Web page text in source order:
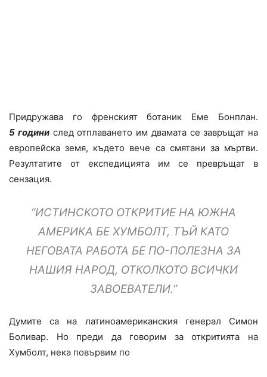
Придружава го френският ботаник Еме Бонплан.
5 годинислед отплаването им двамата се завръщат на
европейска земя, където вече са смятани за мъртви.
Резултатите от експедицията им се превръщат в
сензация.
“ИСТИНСКОТО ОТКРИТИЕ НА ЮЖНА
АМЕРИКА БЕ ХУМБОЛТ, ТЪЙ КАТО
НЕГОВАТА РАБОТА БЕ ПО-ПОЛЕЗНА ЗА
НАШИЯ НАРОД, ОТКОЛКОТО ВСИЧКИ
ЗАВОЕВАТЕЛИ.”
Думите са на латиноамериканския генерал Симон
Боливар. Но преди да говорим за откритията на
Хумболт, нека повървим по